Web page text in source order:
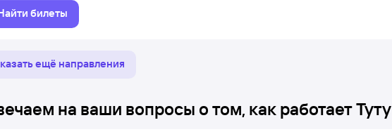
билеты
ещё направления
на ваши вопросы о том, как работает Туту